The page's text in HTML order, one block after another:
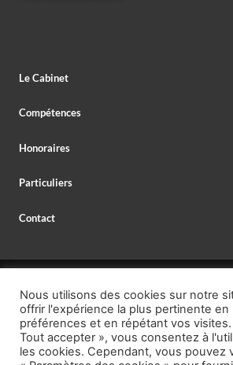
Le Cabinet
Compétences
Honoraires
Particuliers
Contact
AVOCAT SPÉCIALISTE EN DROIT BANCAIRE,
MENTIONS LÉGALES– PROTECTION DES DONNÉES
TÉL. : +33 (0)1 40 26 95 00,
Nous utilisons des cookies sur notre
offrir l'expérience la plus pertinente en
préférences et en répétant vos visites.
Tout accepter », vous consentez à
les cookies. Cependant, vous pouvez